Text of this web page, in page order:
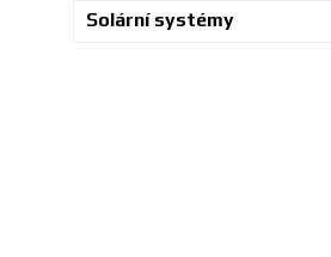
Solární systémy